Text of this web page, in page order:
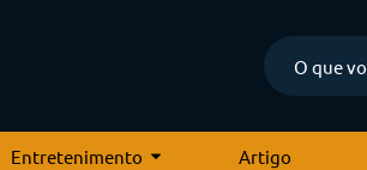
Entretenimento Artigo